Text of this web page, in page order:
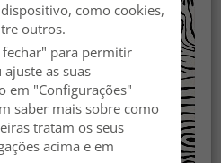
como cookies,
outros.
fechar" para permitir
as suas
em "Configurações"
saber mais sobre como
tratam os seus
acima e em